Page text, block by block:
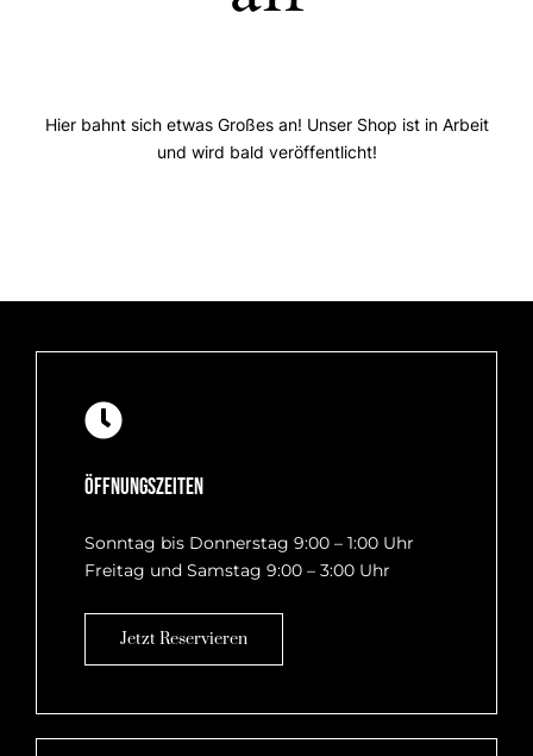
Hier bahnt sich etwas Großes an! Unser Shop ist in Arbeit
und wird bald veröffentlicht!
Öffnungszeiten
Sonntag bis Donnerstag 9:00 – 1:00 Uhr
Freitag und Samstag 9:00 – 3:00 Uhr
Jetzt Reservieren